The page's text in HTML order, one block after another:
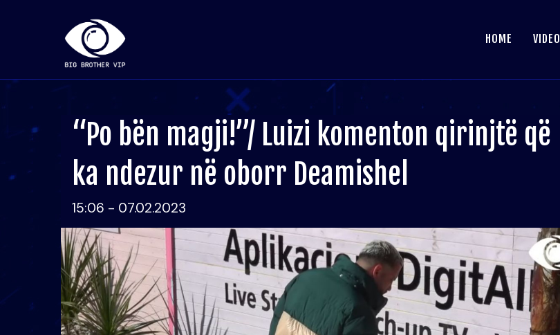
HOME VIDEO
“Po bën magji!”/ Luizi komenton qirinjtë që
ka ndezur në oborr Deamishel
15:06 - 07.02.2023